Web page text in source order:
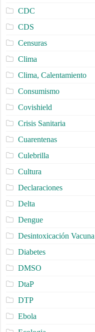
CDC
CDS
Censuras
Clima
Clima, Calentamiento
Consumismo
Covishield
Crisis Sanitaria
Cuarentenas
Culebrilla
Cultura
Declaraciones
Delta
Dengue
Desintoxicación Vacuna
Diabetes
DMSO
DtaP
DTP
Ebola